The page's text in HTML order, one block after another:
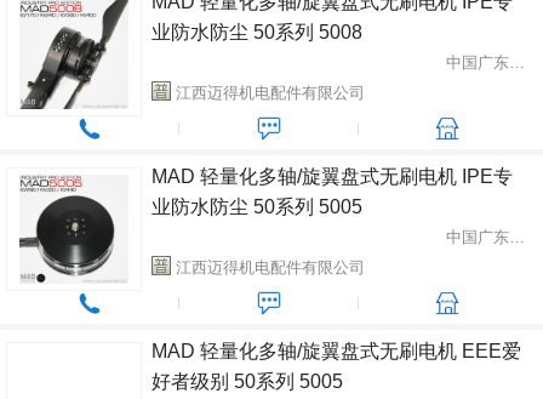
业防水防尘 50系列 5008
中国广东省中山市
江西迈得机电配件有限公司
MAD 轻量化多轴/旋翼盘式无刷电机 IPE专
业防水防尘 50系列 5005
中国广东省中山市
江西迈得机电配件有限公司
MAD 轻量化多轴/旋翼盘式无刷电机 EEE爱
好者级别 50系列 5005